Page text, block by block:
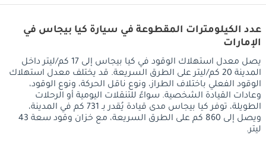
عدد الكيلومترات المقطوعة في سيارة كيا بيجاس في
الإمارات
يصل معدل استهلاك الوقود في كيا بيجاس إلى 17 كم/ليتر داخل
المدينة 20 كم/ليتر على الطرق السريعة. قد يختلف معدل استهلاك
الوقود الفعلي باختلاف الطراز، ونوع ناقل الحركة، ونوع الوقود،
وعادات القيادة الشخصية. سواءً للتنقلات اليومية أو الرحلات
الطويلة، توفر كيا بيجاس مدى قيادة يُقدر بـ 731 كم في المدينة،
ويصل إلى 860 كم على الطرق السريعة، مع خزان وقود سعة 43
ليتر.